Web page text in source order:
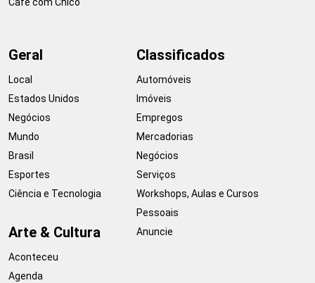
Café com Chico
Geral
Local
Estados Unidos
Negócios
Mundo
Brasil
Esportes
Ciência e Tecnologia
Arte & Cultura
Aconteceu
Agenda
Classificados
Automóveis
Imóveis
Empregos
Mercadorias
Negócios
Serviços
Workshops, Aulas e Cursos
Pessoais
Anuncie